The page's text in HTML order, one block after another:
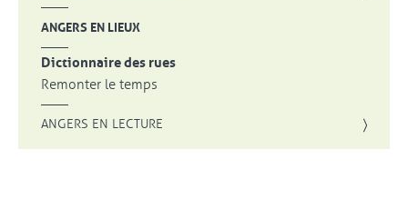
ANGERS EN LIEUX
Dictionnaire des rues
Remonter le temps
ANGERS EN LECTURE